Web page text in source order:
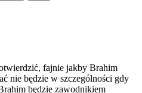
fajnie jakby Brahim
nie będzie w szczególności gdy
będzie zawodnikiem